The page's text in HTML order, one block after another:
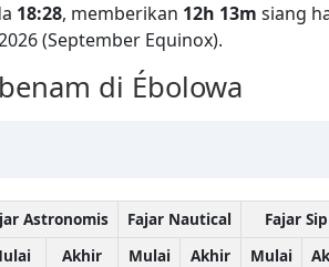
18:28, memberikan 12h 13m siang
(September Equinox).
di Ébolowa
Astronomis Fajar Nautical Fajar
Akhir Mulai Akhir Mulai